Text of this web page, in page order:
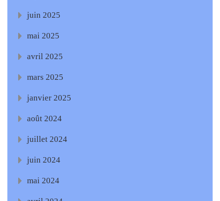
juin 2025
mai 2025
avril 2025
mars 2025
janvier 2025
août 2024
juillet 2024
juin 2024
mai 2024